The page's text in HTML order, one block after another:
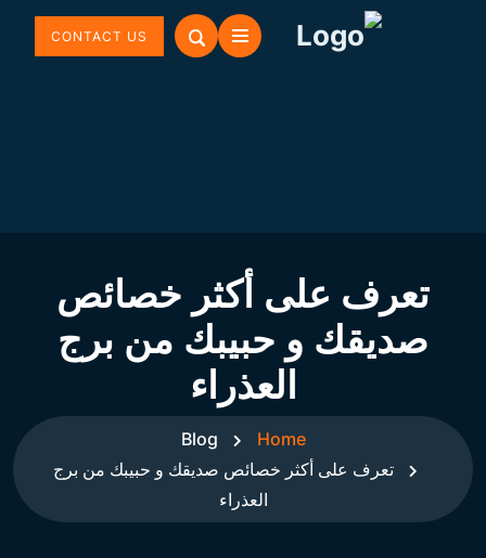
CONTACT US
تعرف على أكثر خصائص
صديقك و حبيبك من برج
العذراء
Home
Blog
تعرف على أكثر خصائص صديقك و حبيبك من برج
العذراء